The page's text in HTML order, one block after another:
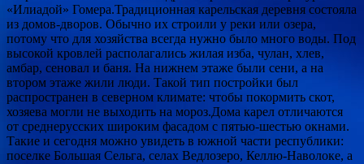
«Илиадой» Гомера.Традиционная карельская деревня состояла
из домов-дворов. Обычно их строили у реки или озера,
потому что для хозяйства всегда нужно было много воды. Под
высокой кровлей располагались жилая изба, чулан, хлев,
амбар, сеновал и баня. На нижнем этаже были сени, а на
втором этаже жили люди. Такой тип постройки был
распространен в северном климате: чтобы покормить скот,
хозяева могли не выходить на мороз.Дома карел отличаются
от среднерусских широким фасадом с пятью-шестью окнами.
Такие и сегодня можно увидеть в южной части республики:
поселке Большая Сельга, селах Ведлозеро, Келлю-Наволоке, а